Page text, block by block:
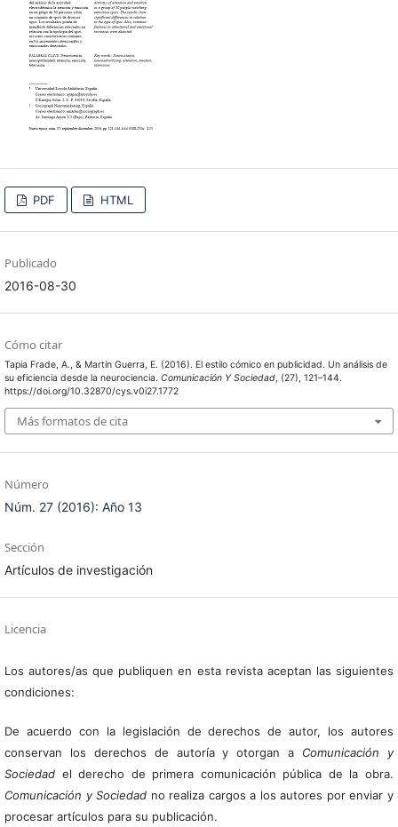
PDF HTML
Publicado
2016-08-30
Cómo citar
Tapia Frade, A., & Martín Guerra, E. (2016). El estilo cómico en publicidad. Un análisis de
su eficiencia desde la neurociencia. Comunicación Y Sociedad, (27), 121–144.
https://doi.org/10.32870/cys.v0i27.1772
Más formatos de cita
Número
Núm. 27 (2016): Año 13
Sección
Artículos de investigación
Licencia
Los autores/as que publiquen en esta revista aceptan las siguientes
condiciones:
De acuerdo con la legislación de derechos de autor, los autores
conservan los derechos de autoría y otorgan a Comunicación y
Sociedadel derecho de primera comunicación pública de la obra.
Comunicación y Sociedad no realiza cargos a los autores por enviar y
procesar artículos para su publicación.